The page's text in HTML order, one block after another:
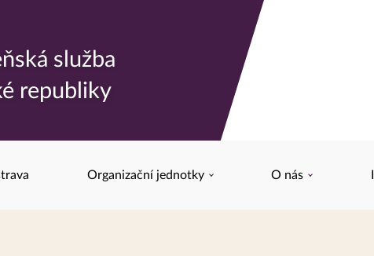
služba
republiky
Organizační jednotky O nás